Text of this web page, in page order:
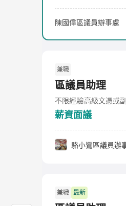
陳國偉區議員辦事處
兼職
區議員助理
不限經驗高級文憑或
薪資面議
駱小鸞區議員辦
兼職 最新